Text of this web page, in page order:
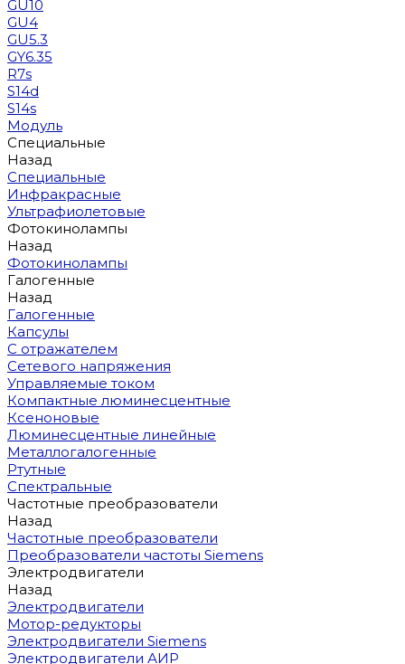
GU10
GU4
GU5.3
GY6.35
R7s
S14d
S14s
Модуль
Специальные
Назад
Специальные
Инфракрасные
Ультрафиолетовые
Фотокинолампы
Назад
Фотокинолампы
Галогенные
Назад
Галогенные
Капсулы
С отражателем
Сетевого напряжения
Управляемые током
Компактные люминесцентные
Ксеноновые
Люминесцентные линейные
Металлогалогенные
Ртутные
Спектральные
Частотные преобразователи
Назад
Частотные преобразователи
Преобразователи частоты Siemens
Электродвигатели
Назад
Электродвигатели
Мотор-редукторы
Электродвигатели Siemens
Электродвигатели АИР